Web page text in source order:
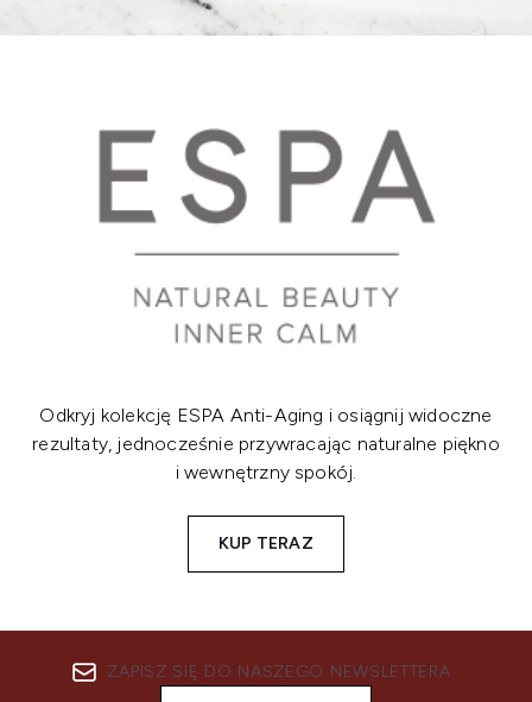
Odkryj kolekcję ESPA Anti-Aging i osiągnij widoczne
rezultaty, jednocześnie przywracając naturalne piękno
i wewnętrzny spokój.
KUP TERAZ
ZAPISZ SIĘ DO NASZEGO NEWSLETTERA